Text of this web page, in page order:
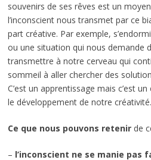
souvenirs de ses rêves est un
l’inconscient nous transmet par ce
part créative. Par exemple,
ou une situation qui nous demande
transmettre à notre cerveau qui
sommeil à aller chercher des
C’est un apprentissage mais c’est
le développement de notre créativité.
Ce que nous pouvons retenirde
– l’inconscient ne se manie pas